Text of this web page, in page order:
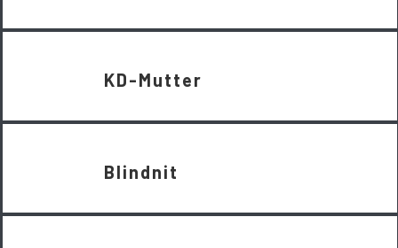
KD-Mutter
Blindnit